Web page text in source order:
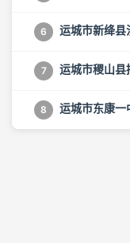
6 运城市新绛县
7 运城市稷山县
8 运城市东康一